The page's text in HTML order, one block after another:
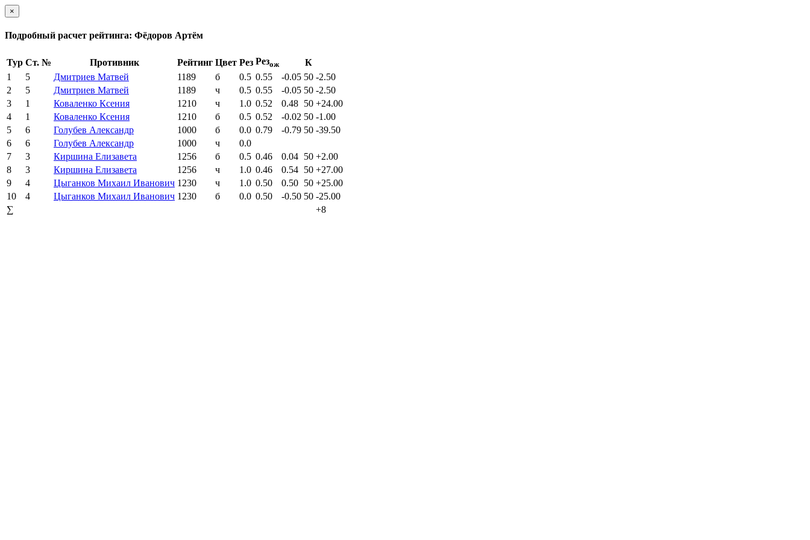
×
Подробный расчет рейтинга: Фёдоров Артём
Тур Ст. № Противник Рейтинг Цвет Рез Резож
К
1
5 Дмитриев Матвей 1189 б 0.5 0.55 -0.05 50 -2.50
2
5 Дмитриев Матвей 1189 ч 0.5 0.55 -0.05 50 -2.50
3
1 Коваленко Ксения 1210 ч 1.0 0.52 0.48 50 +24.00
4
1 Коваленко Ксения 1210 б 0.5 0.52 -0.02 50 -1.00
5
6 Голубев Александр 1000 б 0.0 0.79 -0.79 50 -39.50
6
6 Голубев Александр 1000 ч
0.0
7
3 Киршина Елизавета 1256 б 0.5 0.46 0.04 50 +2.00
8
3 Киршина Елизавета 1256 ч 1.0 0.46 0.54 50 +27.00
9
4 Цыганков Михаил Иванович 1230 ч 1.0 0.50 0.50 50 +25.00
10
4 Цыганков Михаил Иванович 1230 б 0.0 0.50 -0.50 50 -25.00
∑
+8